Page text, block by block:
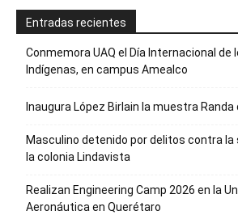
Entradas recientes
Conmemora UAQ el Día Internacional de
Indígenas, en campus Amealco
Inaugura López Birlain la muestra Randa
Masculino detenido por delitos contra la
la colonia Lindavista
Realizan Engineering Camp 2026 en la
Aeronáutica en Querétaro